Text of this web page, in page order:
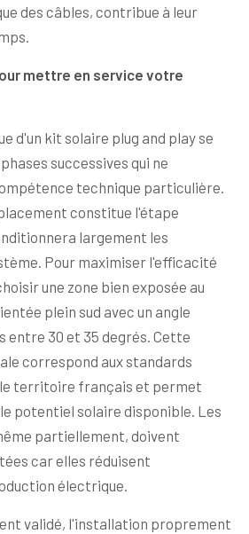
des câbles, contribue à leur
mettre en service votre
d'un kit solaire plug and play se
successives qui ne
technique particulière.
constitue l'étape
largement les
Pour maximiser l'efficacité
une zone bien exposée au
plein sud avec un angle
entre 30 et 35 degrés. Cette
correspond aux standards
territoire français et permet
potentiel solaire disponible. Les
partiellement, doivent
car elles réduisent
électrique.
validé, l'installation proprement